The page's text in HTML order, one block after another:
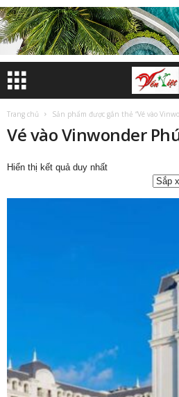
Trang chủ Sản phẩm được gắn thẻ “Vé vào
Vé vào Vinwonder
Hiển thị kết quả duy nhất